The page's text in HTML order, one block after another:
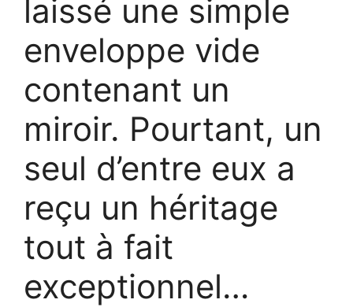
laissé une simple
enveloppe vide
contenant un
miroir. Pourtant, un
seul d’entre eux a
reçu un héritage
tout à fait
exceptionnel…